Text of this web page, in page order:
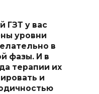
ГЗТ у вас
уровни
в
фазы. И в
терапии их
и